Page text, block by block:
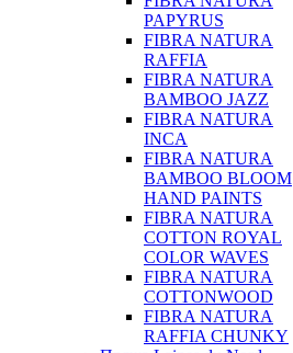
PAPYRUS
FIBRA NATURA
RAFFIA
FIBRA NATURA
BAMBOO JAZZ
FIBRA NATURA
INCA
FIBRA NATURA
BAMBOO BLOOM
HAND PAINTS
FIBRA NATURA
COTTON ROYAL
COLOR WAVES
FIBRA NATURA
COTTONWOOD
FIBRA NATURA
RAFFIA CHUNKY